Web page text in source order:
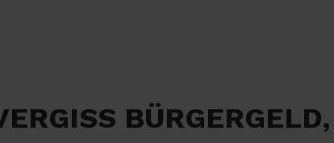
BÜRGERGELD,